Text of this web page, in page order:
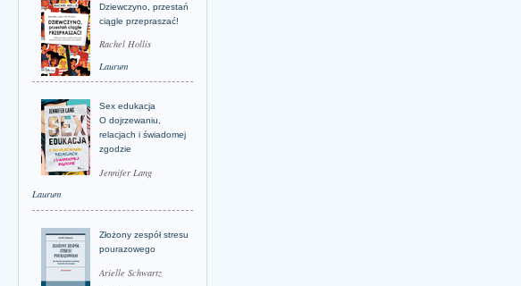
Dziewczyno, przestań
ciągle przepraszać!
Rachel Hollis
Laurum
Sex edukacja
O dojrzewaniu,
relacjach i świadomej
zgodzie
Jennifer Lang
Laurum
Złożony zespół stresu
pourazowego
Arielle Schwartz